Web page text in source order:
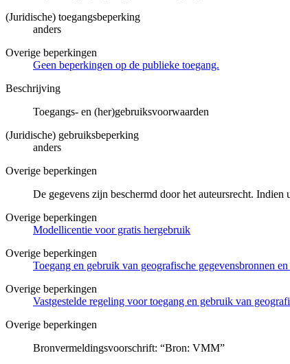
(Juridische) toegangsbeperking
anders
Overige beperkingen
Geen beperkingen op de publieke toegang.
Beschrijving
Toegangs- en (her)gebruiksvoorwaarden
(Juridische) gebruiksbeperking
anders
Overige beperkingen
De gegevens zijn beschermd door het auteursrecht.
Overige beperkingen
Modellicentie voor gratis hergebruik
Overige beperkingen
Toegang en gebruik van geografische gegevensbronnen
Overige beperkingen
Vastgestelde regeling voor toegang en gebruik van
Overige beperkingen
Bronvermeldingsvoorschrift: “Bron: VMM”